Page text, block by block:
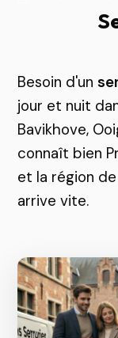
Besoin d'un
jour et nuit
Bavikhove,
connaît bien
et la région
arrive vite.